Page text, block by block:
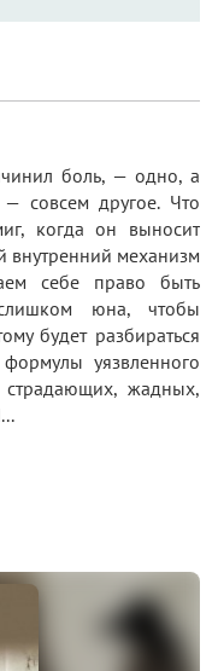
боль, — одно, а
совсем другое. Что
когда он выносит
внутренний механизм
себе право быть
юна, чтобы
будет разбираться
уязвленного
жадных,